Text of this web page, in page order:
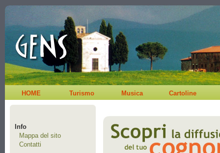
HOME Turismo Musica Cartoline
Info
Mappa del sito
Contatti